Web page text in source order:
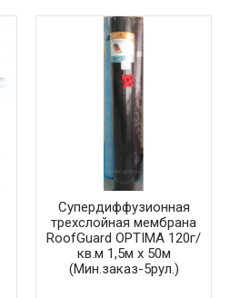
Супердиффузионная
трехслойная мембрана
RoofGuard OPTIMA 120г/
кв.м 1,5м х 50м
(Мин.заказ-5рул.)